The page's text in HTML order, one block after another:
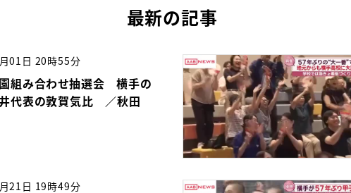
最新の記事
01日 20時55分
組み合わせ抽選会 横手の
代表の敦賀気比 ／秋田
21日 19時49分